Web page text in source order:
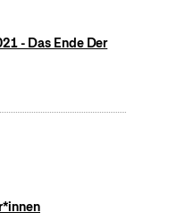
- Das Ende Der